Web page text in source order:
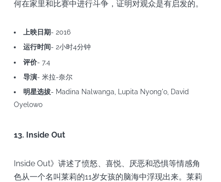
何在家里和比赛中进行斗争，证明对观众是有启发的。
上映日期- 2016
运行时间- 2小时4分钟
评价- 7.4
导演- 米拉-奈尔
明星选拔- Madina Nalwanga, Lupita Nyong'o, David
Oyelowo
13. Inside Out
Inside Out》讲述了愤怒、喜悦、厌恶和恐惧等情感角
色从一个名叫莱莉的11岁女孩的脑海中浮现出来。莱莉